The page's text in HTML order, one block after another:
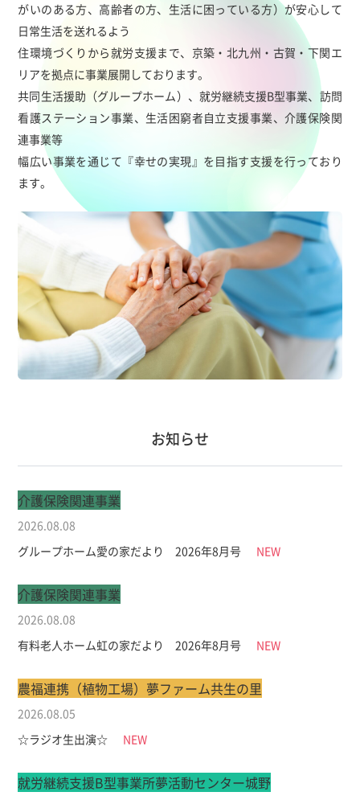
がいのある方、高齢者の方、生活に困っている方）が安心して
日常生活を送れるよう
住環境づくりから就労支援まで、京築・北九州・古賀・下関エ
リアを拠点に事業展開しております。
共同生活援助（グループホーム）、就労継続支援B型事業、訪問
看護ステーション事業、生活困窮者自立支援事業、介護保険関
連事業等
幅広い事業を通じて『幸せの実現』を目指す支援を行っており
ます。
お知らせ
2026.08.08
介護保険関連事業
グループホーム愛の家だより 2026年8月号 NEW
2026.08.08
介護保険関連事業
有料老人ホーム虹の家だより 2026年8月号 NEW
2026.08.05
農福連携（植物工場） 夢ファーム共生の里
☆ラジオ生出演☆ NEW
就労継続支援B型事業所夢活動センター城野